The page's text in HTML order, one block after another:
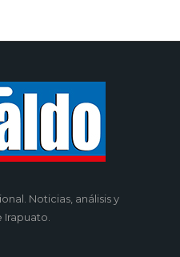
Noticias, análisis y